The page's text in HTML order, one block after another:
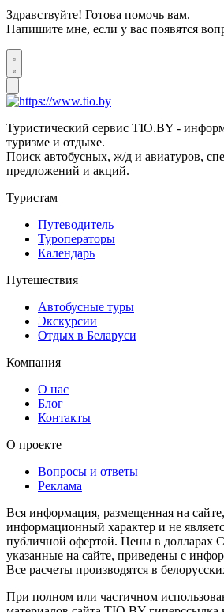
Здравствуйте! Готова помочь вам.
Напишите мне, если у вас появятся
Туристический сервис TIO.BY -
туризме и отдыхе.
Поиск автобусных, ж/д и авиатуров,
предложений и акций.
Туристам
Путеводитель
Туроператоры
Календарь
Путешествия
Автобусные туры
Экскурсии
Отдых в Беларуси
Компания
О нас
Блог
Контакты
О проекте
Вопросы и ответы
Реклама
Вся информация, размещенная на
информационный характер и не
публичной офертой. Цены в долларах
указанные на сайте, приведены с
Все расчеты производятся в
При полном или частичном